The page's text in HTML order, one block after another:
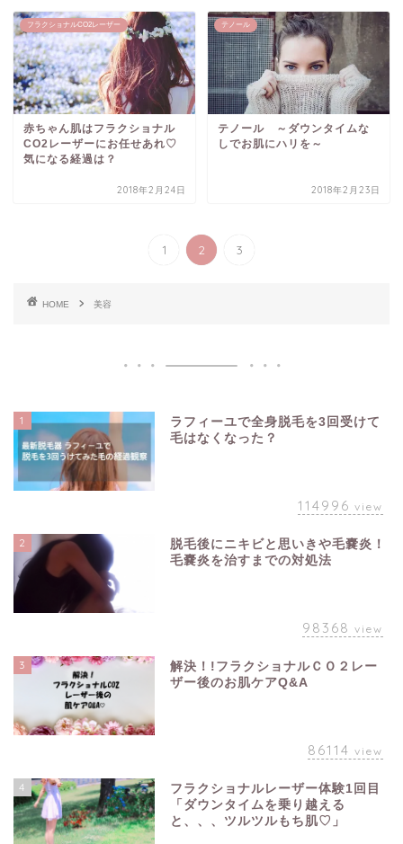
フラクショナルCO2レーザー
赤ちゃん肌はフラクショナル
CO2レーザーにお任せあれ♡
気になる経過は？
2018年2月24日
テノール
テノール ～ダウンタイムな
しでお肌にハリを～
2018年2月23日
1 2 3
HOME 美容
1
ラフィーユで全身脱毛を3回受けて
毛はなくなった？
114996 view
2
脱毛後にニキビと思いきや毛嚢炎！
毛嚢炎を治すまでの対処法
98368 view
3
解決！!フラクショナルＣＯ２レー
ザー後のお肌ケアQ&A
86114 view
4
フラクショナルレーザー体験1回目
「ダウンタイムを乗り越える
と、、、ツルツルもち肌♡」